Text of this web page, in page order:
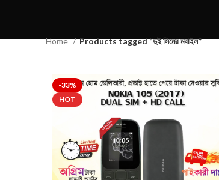
Home
Products tagged “দুই সিমের মবাইল”
-33%
HOT